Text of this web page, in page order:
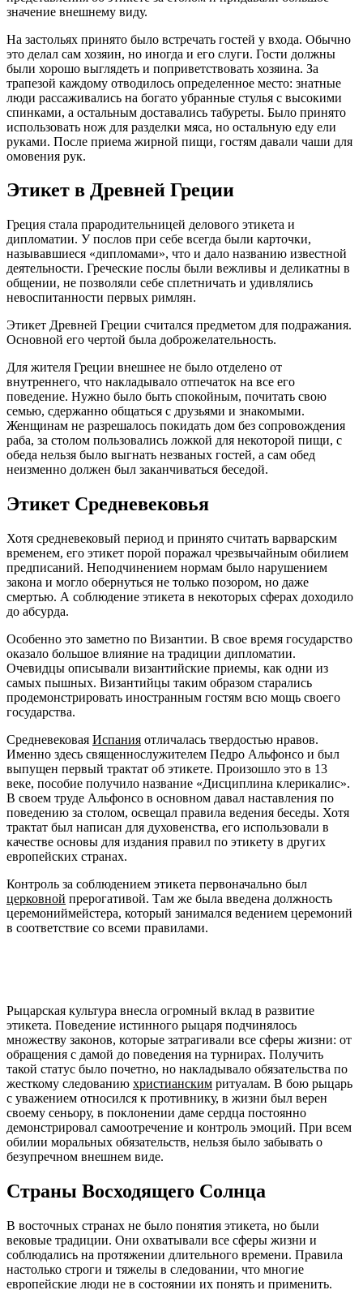
значение внешнему виду.
На застольях принято было встречать гостей у входа. Обычно
это делал сам хозяин, но иногда и его слуги. Гости должны
были хорошо выглядеть и поприветствовать хозяина. За
трапезой каждому отводилось определенное место: знатные
люди рассаживались на богато убранные стулья с высокими
спинками, а остальным доставались табуреты. Было принято
использовать нож для разделки мяса, но остальную еду ели
руками. После приема жирной пищи, гостям давали чаши для
омовения рук.
Этикет в Древней Греции
Греция стала прародительницей делового этикета и
дипломатии. У послов при себе всегда были карточки,
называвшиеся «дипломами», что и дало названию известной
деятельности. Греческие послы были вежливы и деликатны в
общении, не позволяли себе сплетничать и удивлялись
невоспитанности первых римлян.
Этикет Древней Греции считался предметом для подражания.
Основной его чертой была доброжелательность.
Для жителя Греции внешнее не было отделено от
внутреннего, что накладывало отпечаток на все его
поведение. Нужно было быть спокойным, почитать свою
семью, сдержанно общаться с друзьями и знакомыми.
Женщинам не разрешалось покидать дом без сопровождения
раба, за столом пользовались ложкой для некоторой пищи, с
обеда нельзя было выгнать незваных гостей, а сам обед
неизменно должен был заканчиваться беседой.
Этикет Средневековья
Хотя средневековый период и принято считать варварским
временем, его этикет порой поражал чрезвычайным обилием
предписаний. Неподчинением нормам было нарушением
закона и могло обернуться не только позором, но даже
смертью. А соблюдение этикета в некоторых сферах доходило
до абсурда.
Особенно это заметно по Византии. В свое время государство
оказало большое влияние на традиции дипломатии.
Очевидцы описывали византийские приемы, как одни из
самых пышных. Византийцы таким образом старались
продемонстрировать иностранным гостям всю мощь своего
государства.
Средневековая Испания отличалась твердостью нравов.
Именно здесь священнослужителем Педро Альфонсо и был
выпущен первый трактат об этикете. Произошло это в 13
веке, пособие получило название «Дисциплина клерикалис».
В своем труде Альфонсо в основном давал наставления по
поведению за столом, освещал правила ведения беседы. Хотя
трактат был написан для духовенства, его использовали в
качестве основы для издания правил по этикету в других
европейских странах.
Контроль за соблюдением этикета первоначально был
церковной прерогативой. Там же была введена должность
церемониймейстера, который занимался ведением церемоний
в соответствие со всеми правилами.
Рыцарская культура внесла огромный вклад в развитие
этикета. Поведение истинного рыцаря подчинялось
множеству законов, которые затрагивали все сферы жизни: от
обращения с дамой до поведения на турнирах. Получить
такой статус было почетно, но накладывало обязательства по
жесткому следованию христианским ритуалам. В бою рыцарь
с уважением относился к противнику, в жизни был верен
своему сеньору, в поклонении даме сердца постоянно
демонстрировал самоотречение и контроль эмоций. При всем
обилии моральных обязательств, нельзя было забывать о
безупречном внешнем виде.
Страны Восходящего Солнца
В восточных странах не было понятия этикета, но были
вековые традиции. Они охватывали все сферы жизни и
соблюдались на протяжении длительного времени. Правила
настолько строги и тяжелы в следовании, что многие
европейские люди не в состоянии их понять и применить.